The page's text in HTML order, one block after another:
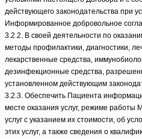
действующего законодательства при
Информированное добровольное
3.2.2. В своей деятельности по
методы профилактики, диагностики,
лекарственные средства,
дезинфекционные средства,
установленном действующим
3.2.3. Обеспечить Пациента
месте оказания услуг, режиме работы
услуг с указанием их стоимости, об
этих услуг, а также сведения о